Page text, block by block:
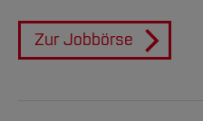
Zur Jobbörse